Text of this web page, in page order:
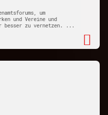
um
und Vereine und
besser zu vernetzen. ...